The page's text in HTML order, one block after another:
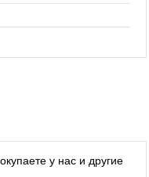
у нас и другие